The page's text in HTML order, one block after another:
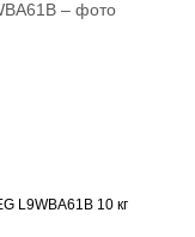
L9WBA61B 10 кг